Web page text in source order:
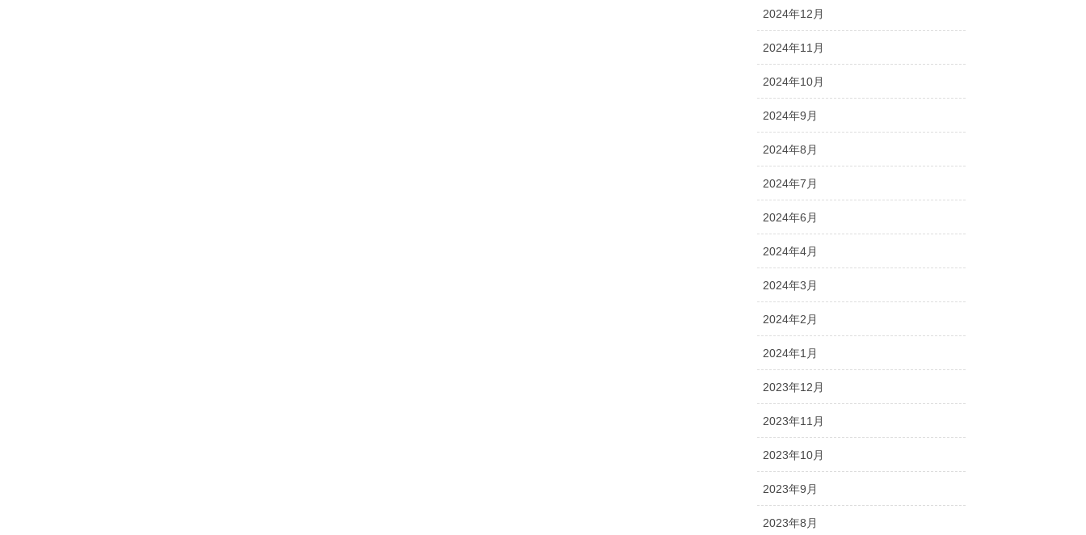
2024年12月
2024年11月
2024年10月
2024年9月
2024年8月
2024年7月
2024年6月
2024年4月
2024年3月
2024年2月
2024年1月
2023年12月
2023年11月
2023年10月
2023年9月
2023年8月